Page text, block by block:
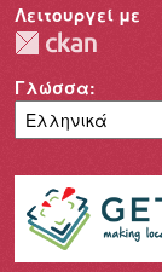
Λειτουργεί με
Γλώσσα